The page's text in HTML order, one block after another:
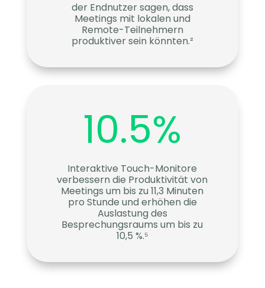
der Endnutzer sagen, dass
Meetings mit lokalen und
Remote-Teilnehmern
produktiver sein könnten.²
10.5%
Interaktive Touch-Monitore
verbessern die Produktivität von
Meetings um bis zu 11,3 Minuten
pro Stunde und erhöhen die
Auslastung des
Besprechungsraums um bis zu
10,5 %.⁵